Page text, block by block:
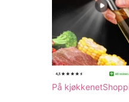
På kjøkkenet